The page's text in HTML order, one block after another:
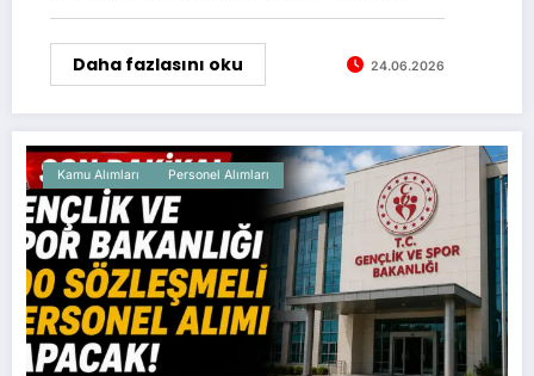
Daha fazlasını oku 24.06.2026
Kamu Alımları Personel Alımları